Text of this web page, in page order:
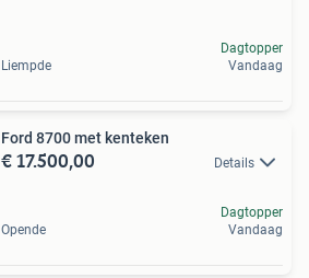
Liempde
Dagtopper
Vandaag
Ford 8700 met kenteken
€ 17.500,00 Details
Opende
Dagtopper
Vandaag